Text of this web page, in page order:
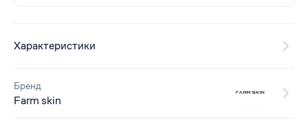
Характеристики
Бренд
Farm skin